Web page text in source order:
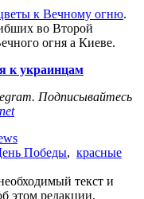
к Вечному огню.
во Второй
огня а Киеве.
к украинцам
Подписывайтесь
Победы, красные
текст и
этом редакции.